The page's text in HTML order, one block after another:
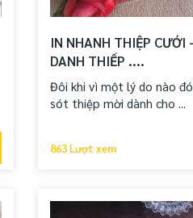
IN NHANH THIỆP CƯỚI
DANH THIẾP ....
Đôi khi vì một lý do nào
sót thiệp mời dành cho ...
863 Lượt xem